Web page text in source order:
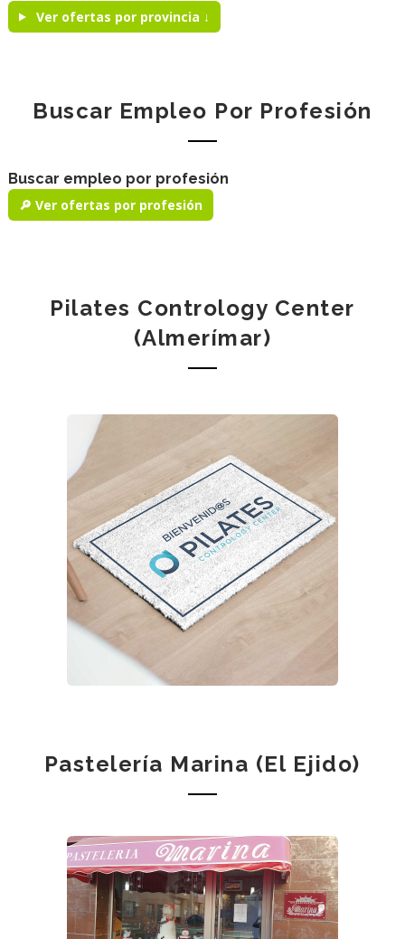
Ver ofertas por provincia ↓
Buscar Empleo Por Profesión
Buscar empleo por profesión
🔎 Ver ofertas por profesión
Pilates Contrology Center
(Almerímar)
Pastelería Marina (El Ejido)